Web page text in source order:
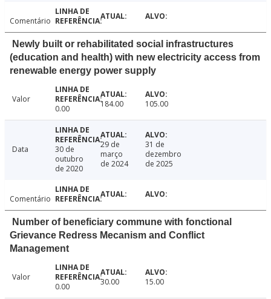
Comentário
Newly built or rehabilitated social infrastructures
(education and health) with new electricity access from
renewable energy power supply
Valor
0.00
184.00 105.00
Data
30 de
outubro
de 2020
29 de
março
de 2024
31 de
dezembro
de 2025
Comentário
Number of beneficiary commune with fonctional
Grievance Redress Mecanism and Conflict
Management
Valor
0.00
30.00 15.00